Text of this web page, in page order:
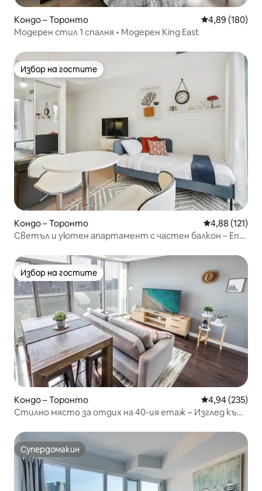
Кондо – Торонто Средна
4,89 (180)
Модерен стил 1 спалня • Модерен King East
Избор на гостите
Избор на гостите
Кондо – Торонто Средна
4,88 (121)
Светъл и уютен апартамент с частен балкон – Ent.
Избор на гостите
Избор на гостите
Кондо – Торонто Средна
4,94 (235)
Стилно място за отдих на 40-ия етаж ~ Изглед към
Супердомакин
Супердомакин